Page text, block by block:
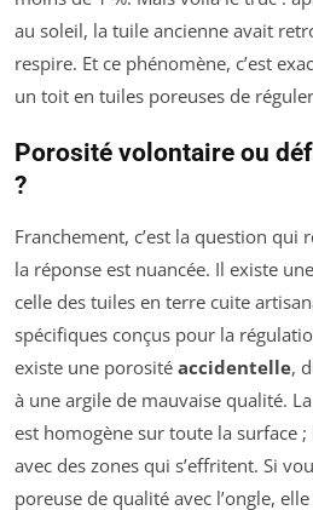
au soleil, la tuile ancienne avait
respire. Et ce phénomène, c’est
un toit en tuiles poreuses de
Porosité volontaire ou
?
Franchement, c’est la question qui
la réponse est nuancée. Il existe
celle des tuiles en terre cuite
spécifiques conçus pour la
existe une porosité accidentelle,
à une argile de mauvaise qualité.
est homogène sur toute la surface
avec des zones qui s’effritent. Si
poreuse de qualité avec l’ongle,